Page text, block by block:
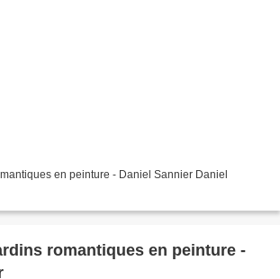
en peinture - Daniel Sannier Daniel
romantiques en peinture -